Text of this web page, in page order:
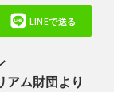
アム財団より
LINEで送る